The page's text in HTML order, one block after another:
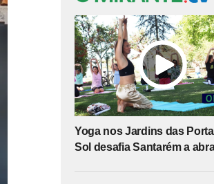
Yoga nos Jardins das
Sol desafia Santarém a